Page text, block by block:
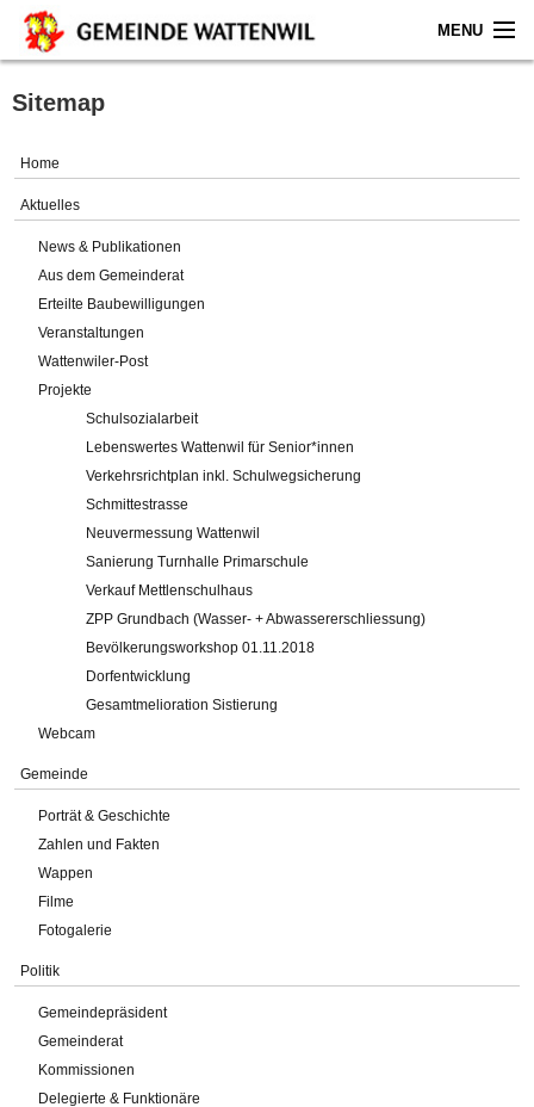
MENU
Home
Gemeinde
Verwaltung
Online-Service
Impressum
Sitemap
Home
Aktuelles
News & Publikationen
Aus dem Gemeinderat
Erteilte Baubewilligungen
Veranstaltungen
Wattenwiler-Post
Projekte
Schulsozialarbeit
Lebenswertes Wattenwil für Senior*innen
Verkehrsrichtplan inkl. Schulwegsicherung
Schmittestrasse
Neuvermessung Wattenwil
Sanierung Turnhalle Primarschule
Verkauf Mettlenschulhaus
ZPP Grundbach (Wasser- + Abwassererschliessung)
Bevölkerungsworkshop 01.11.2018
Dorfentwicklung
Gesamtmelioration Sistierung
Webcam
Gemeinde
Porträt & Geschichte
Zahlen und Fakten
Wappen
Filme
Fotogalerie
Politik
Gemeindepräsident
Gemeinderat
Kommissionen
Delegierte & Funktionäre